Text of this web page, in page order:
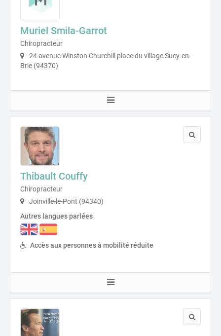
Muriel Smila-Garrot
Chiropracteur
24 avenue Winston Churchill place du village Sucy-en-
Brie (94370)
Thibault Couffy
Chiropracteur
Joinville-le-Pont (94340)
Autres langues parlées
Accès aux personnes à mobilité réduite